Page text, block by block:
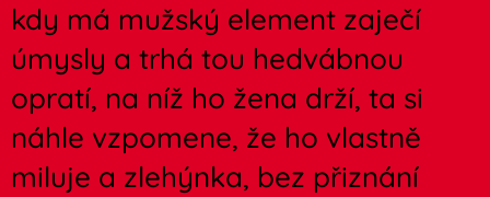
kdy má mužský element zaječí
úmysly a trhá tou hedvábnou
opratí, na níž ho žena drží, ta si
náhle vzpomene, že ho vlastně
miluje a zlehýnka, bez přiznání